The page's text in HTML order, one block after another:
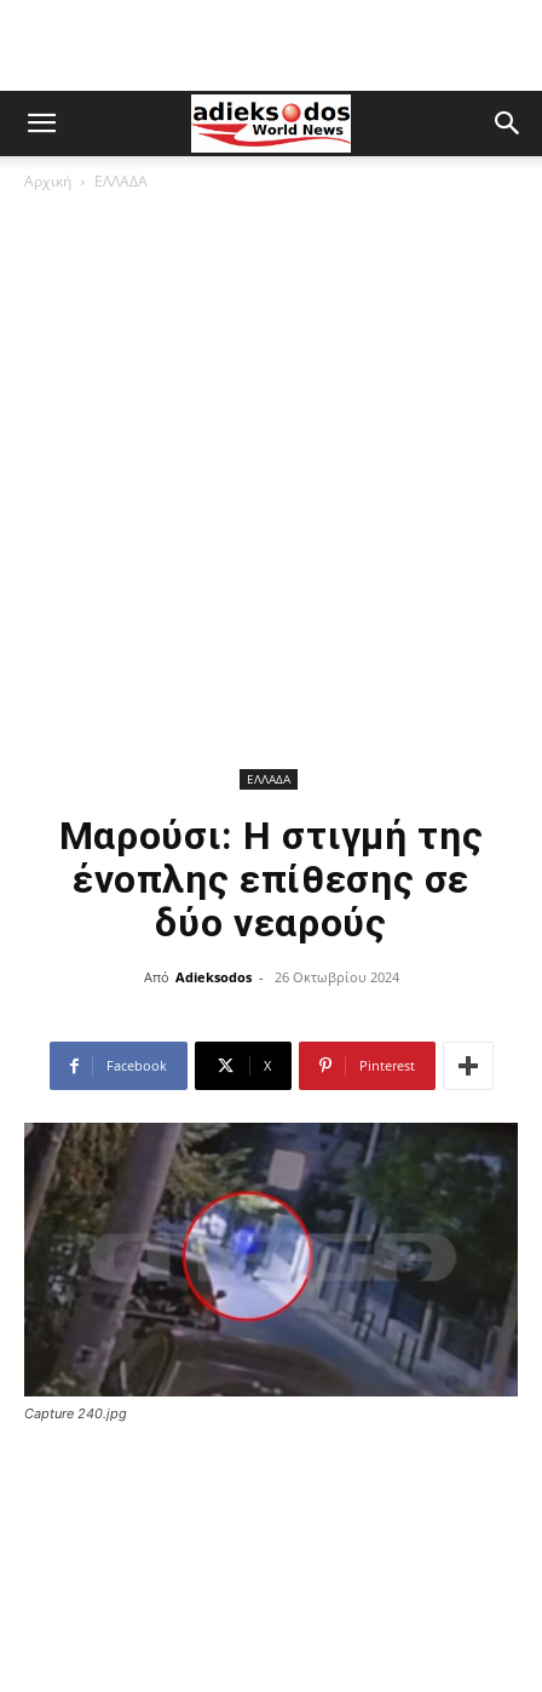
Αρχική ΕΛΛΑΔΑ
ΕΛΛΑΔΑ
Μαρούσι: Η στιγμή της
ένοπλης επίθεσης σε
δύο νεαρούς
Από Adieksodos - 26 Οκτωβρίου 2024
Facebook X Pinterest
Capture 240.jpg